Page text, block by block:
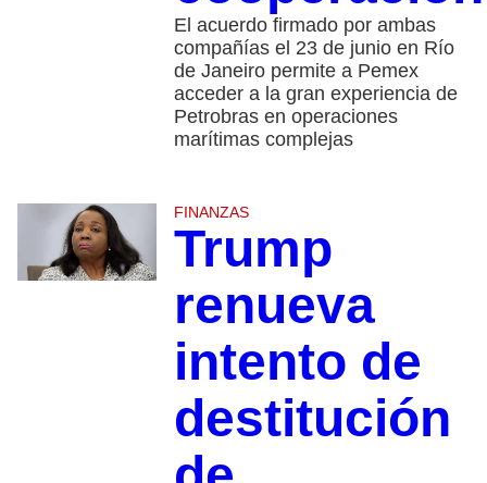
El acuerdo firmado por ambas
compañías el 23 de junio en Río
de Janeiro permite a Pemex
acceder a la gran experiencia de
Petrobras en operaciones
marítimas complejas
FINANZAS
Trump
renueva
intento de
destitución